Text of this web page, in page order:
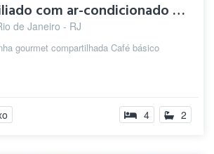
Quarto mobiliado com ar-condicionado e W...
de Janeiro - RJ
gourmet compartilhada Café básico
4 2